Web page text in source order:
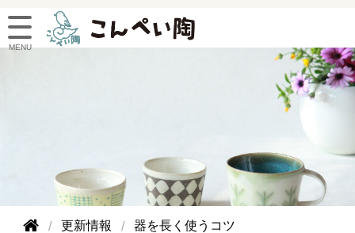
更新情報 器を長く使うコツ